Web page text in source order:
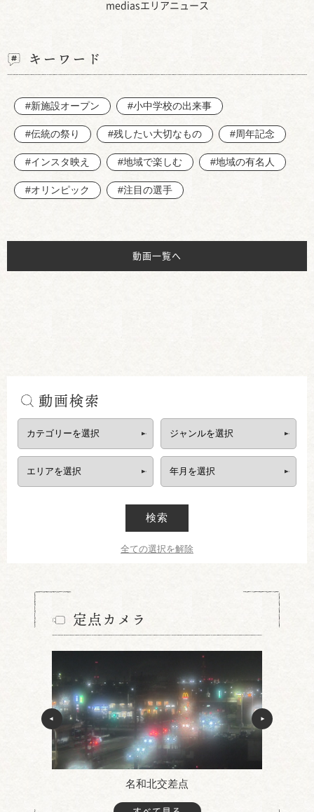
mediasエリアニュース
キーワード
#新施設オープン #小中学校の出来事
#伝統の祭り #残したい大切なもの #周年記念
#インスタ映え #地域で楽しむ #地域の有名人
#オリンピック #注目の選手
動画一覧へ
動画検索
検索
全ての選択を解除
定点カメラ
名和北交差点